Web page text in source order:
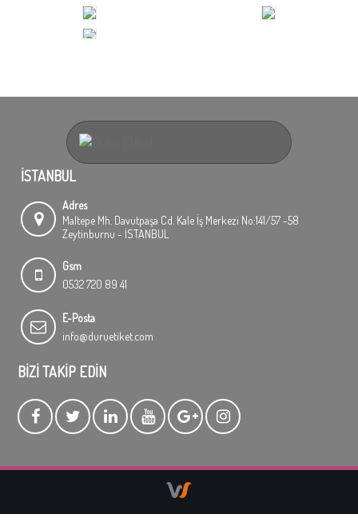
İSTANBUL
Adres
Maltepe Mh. Davutpaşa Cd. Kale İş Merkezi No:141/57 -58
Zeytinburnu - İSTANBUL
Gsm
0532 720 89 41
E-Posta
info@duruetiket.com
BIZI TAKIP EDIN